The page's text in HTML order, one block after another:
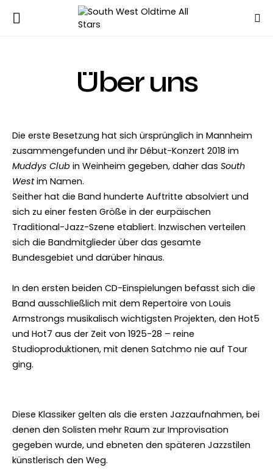
Über uns
Die erste Besetzung hat sich ürsprünglich in Mannheim
zusammengefunden und ihr Début-Konzert 2018 im
Muddys Club in Weinheim gegeben, daher das South
Westim Namen.
Seither hat die Band hunderte Auftritte absolviert und
sich zu einer festen Größe in der eurpäischen
Traditional-Jazz-Szene etabliert. Inzwischen verteilen
sich die Bandmitglieder über das gesamte
Bundesgebiet und darüber hinaus.
In den ersten beiden CD-Einspielungen befasst sich die
Band ausschließlich mit dem Repertoire von Louis
Armstrongs musikalisch wichtigsten Projekten, den Hot5
und Hot7 aus der Zeit von 1925-28 – reine
Studioproduktionen, mit denen Satchmo nie auf Tour
ging.
Diese Klassiker gelten als die ersten Jazzaufnahmen, bei
denen den Solisten mehr Raum zur Improvisation
gegeben wurde, und ebneten den späteren Jazzstilen
künstlerisch den Weg.